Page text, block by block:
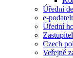
Úřední
e-
Úřední
Czech
Veřejné